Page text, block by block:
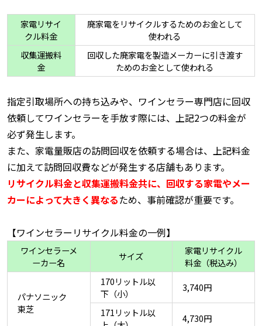
家電リサイ
クル料金
廃家電をリサイクルするためのお金として
使われる
収集運搬料
金
回収した廃家電を製造メーカーに引き渡す
ためのお金として使われる
指定引取場所への持ち込みや、ワインセラー専門店に回収
依頼してワインセラーを手放す際には、上記2つの料金が
必ず発生します。
また、家電量販店の訪問回収を依頼する場合は、上記料金
に加えて訪問回収費などが発生する店舗もあります。
リサイクル料金と収集運搬料金共に、回収する家電やメー
カーによって大きく異なるため、事前確認が重要です。
【ワインセラーリサイクル料金の一例】
ワインセラーメ
ーカー名
サイズ
家電リサイクル
料金（税込み）
パナソニック
東芝
170リットル以
下（小）
3,740円
171リットル以
4,730円